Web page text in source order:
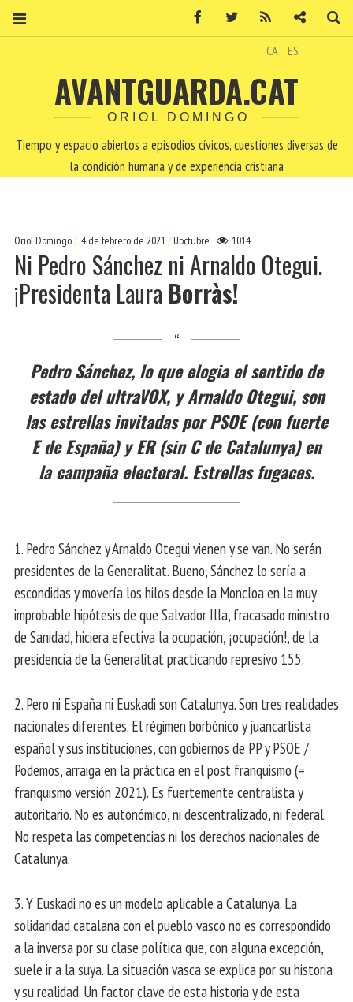
CA ES
AVANTGUARDA.CAT
ORIOL DOMINGO
Tiempo y espacio abiertos a episodios cívicos, cuestiones diversas de
la condición humana y de experiencia cristiana
Oriol Domingo 4 de febrero de 2021 Uoctubre 1014
Ni Pedro Sánchez ni Arnaldo Otegui.
¡Presidenta Laura Borràs!
Pedro Sánchez, lo que elogia el sentido de
estado del ultraVOX, y Arnaldo Otegui, son
las estrellas invitadas por PSOE (con fuerte
E de España) y ER (sin C de Catalunya) en
la campaña electoral. Estrellas fugaces.
1. Pedro Sánchez y Arnaldo Otegui vienen y se van. No serán
presidentes de la Generalitat. Bueno, Sánchez lo sería a
escondidas y movería los hilos desde la Moncloa en la muy
improbable hipótesis de que Salvador Illa, fracasado ministro
de Sanidad, hiciera efectiva la ocupación, ¡ocupación!, de la
presidencia de la Generalitat practicando represivo 155.
2. Pero ni España ni Euskadi son Catalunya. Son tres realidades
nacionales diferentes. El régimen borbónico y juancarlista
español y sus instituciones, con gobiernos de PP y PSOE /
Podemos, arraiga en la práctica en el post franquismo (=
franquismo versión 2021). Es fuertemente centralista y
autoritario. No es autonómico, ni descentralizado, ni federal.
No respeta las competencias ni los derechos nacionales de
Catalunya.
3. Y Euskadi no es un modelo aplicable a Catalunya. La
solidaridad catalana con el pueblo vasco no es correspondido
a la inversa por su clase política que, con alguna excepción,
suele ir a la suya. La situación vasca se explica por su historia
y su realidad. Un factor clave de esta historia y de esta
Facebook Twitter Contacto